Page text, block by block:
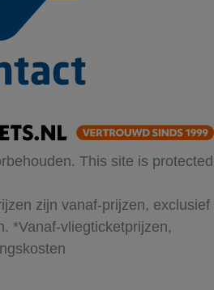
This site is protected
zijn vanaf-prijzen, exclusief
*Vanaf-vliegticketprijzen,